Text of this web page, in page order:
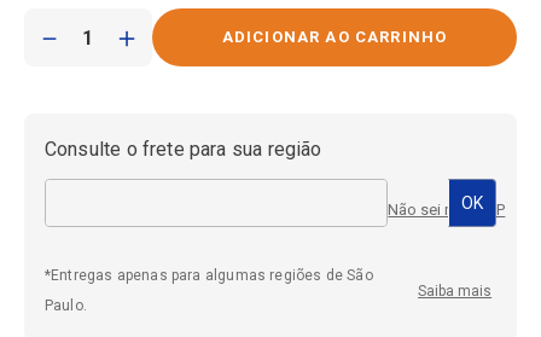
＋
－
Consulte o frete para sua região
Não sei meu CEP
*Entregas apenas para algumas regiões de São
Paulo.
Saiba mais